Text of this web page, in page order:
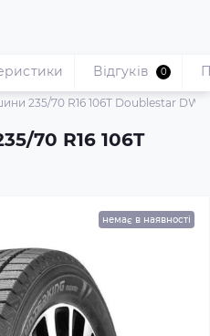
235/70 R16 106T Doublestar
70 R16 106T
Відгуків 0
немає в наявності